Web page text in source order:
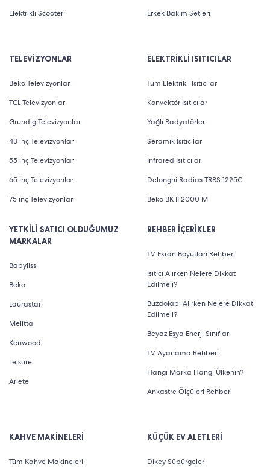
Elektrikli Scooter
Erkek Bakım Setleri
TELEVİZYONLAR
Beko Televizyonlar
TCL Televizyonlar
Grundig Televizyonlar
43 inç Televizyonlar
55 inç Televizyonlar
65 inç Televizyonlar
75 inç Televizyonlar
YETKİLİ SATICI OLDUĞUMUZ
MARKALAR
Babyliss
Beko
Laurastar
Melitta
Kenwood
Leisure
Ariete
ELEKTRİKLİ ISITICILAR
Tüm Elektrikli Isıtıcılar
Konvektör Isıtıcılar
Yağlı Radyatörler
Seramik Isıtıcılar
Infrared Isıtıcılar
Delonghi Radias TRRS 1225C
Beko BK II 2000 M
REHBER İÇERİKLER
TV Ekran Boyutları Rehberi
Isıtıcı Alırken Nelere Dikkat
Edilmeli?
Buzdolabı Alırken Nelere Dikkat
Edilmeli?
Beyaz Eşya Enerji Sınıfları
TV Ayarlama Rehberi
Hangi Marka Hangi Ülkenin?
Ankastre Ölçüleri Rehberi
KAHVE MAKİNELERİ
Tüm Kahve Makineleri
KÜÇÜK EV ALETLERİ
Dikey Süpürgeler